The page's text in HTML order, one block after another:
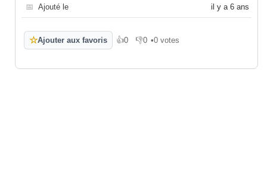
📅 Ajouté le il y a 6 ans
☆Ajouter aux favoris 👍0
J'aime 👎0
Je n'aime pas
•0 votes